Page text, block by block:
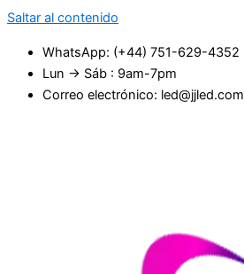
Saltar al contenido
WhatsApp: (+44) 751-629-4352
Lun → Sáb : 9am-7pm
Correo electrónico: led@jjled.com